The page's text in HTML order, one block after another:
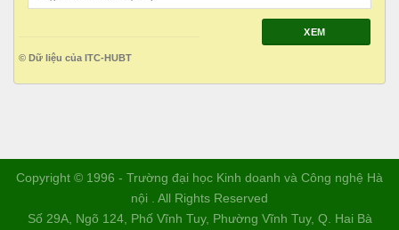
XEM
© Dữ liệu của ITC-HUBT
Copyright © 1996 - Trường đại học Kinh doanh và Công nghệ Hà
nội . All Rights Reserved
Số 29A, Ngõ 124, Phố Vĩnh Tuy, Phường Vĩnh Tuy, Q. Hai Bà